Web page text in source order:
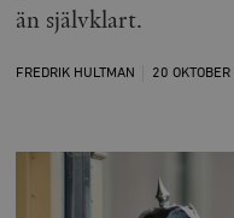
än självklart.
FREDRIK HULTMAN 20 OKTOBER